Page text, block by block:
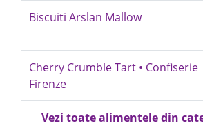
Biscuiti Arslan Mallow
Cherry Crumble Tart • Confiserie
Firenze
Vezi toate alimentele din